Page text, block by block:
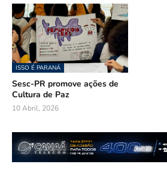
ISSO É PARANÁ
Sesc-PR promove ações de
Cultura de Paz
10 Abril, 2026